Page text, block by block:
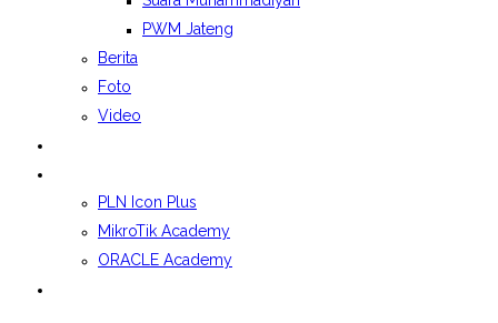
PWM Jateng
Berita
Foto
Video
PLN Icon Plus
MikroTik Academy
ORACLE Academy